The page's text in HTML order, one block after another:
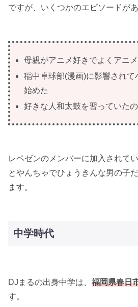
ですが、いくつかのエピソードがあ
母親がアニメ好きでよくアニ
稲中卓球部(漫画)に影響されて
始めた
好きな人和太鼓を習っていた
レペゼンのメンバーに加入されて
とやんちゃでひょうきんな男の子
ます。
中学時代
DJまるの出身中学は、 福岡県春日
す。